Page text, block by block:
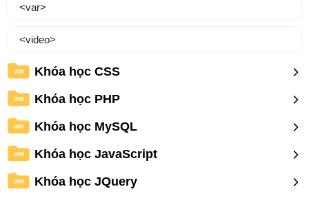
<var>
<video>
WM Khóa học CSS
WM Khóa học PHP
WM Khóa học MySQL
WM Khóa học JavaScript
WM Khóa học JQuery